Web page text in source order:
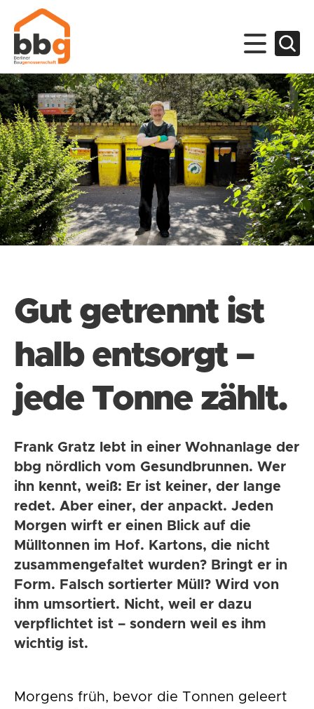
Gut getrennt ist
halb entsorgt –
jede Tonne zählt.
Frank Gratz lebt in einer Wohnanlage der
bbg nördlich vom Gesundbrunnen. Wer
ihn kennt, weiß: Er ist keiner, der lange
redet. Aber einer, der anpackt. Jeden
Morgen wirft er einen Blick auf die
Mülltonnen im Hof. Kartons, die nicht
zusammengefaltet wurden? Bringt er in
Form. Falsch sortierter Müll? Wird von
ihm umsortiert. Nicht, weil er dazu
verpflichtet ist – sondern weil es ihm
wichtig ist.
Morgens früh, bevor die Tonnen geleert